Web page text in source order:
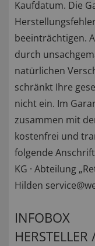
Kaufdatum. Die
beeinträchtigen.
durch
natürlichen
schränkt Ihre
nicht ein. Im
zusammen mit
kostenfrei und
folgende
KG · Abteilung
Hilden
INFOBOX